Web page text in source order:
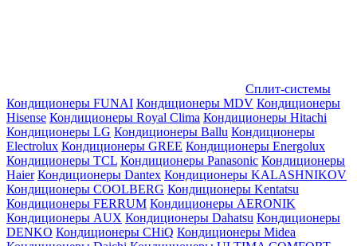
Сплит-системы
Кондиционеры FUNAI Кондиционеры MDV Кондиционеры
Hisense Кондиционеры Royal Clima Кондиционеры Hitachi
Кондиционеры LG Кондиционеры Ballu Кондиционеры
Electrolux Кондиционеры GREE Кондиционеры Energolux
Кондиционеры TCL Кондиционеры Panasonic Кондиционеры
Haier Кондиционеры Dantex Кондиционеры KALASHNIKOV
Кондиционеры СOOLBERG Кондиционеры Kentatsu
Кондиционеры FERRUM Кондиционеры AERONIK
Кондиционеры AUX Кондиционеры Dahatsu Кондиционеры
DENKO Кондиционеры CHiQ Кондиционеры Midea